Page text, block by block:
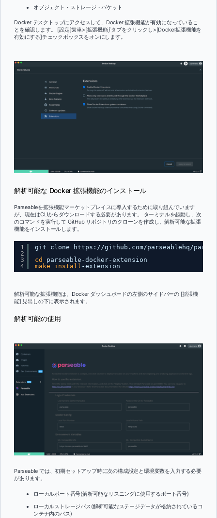
オブジェクト・ストレージ・バケット
Docker デスクトップにアクセスして、Docker 拡張機能が有効になっているこ
とを確認します。 [設定]歯車>[拡張機能]タブをクリックし>[Docker拡張機能を
有効にする]チェックボックスをオンにします。
解析可能な Docker 拡張機能のインストール
Parseableを拡張機能マーケットプレイスに導入するために取り組んでいます
が、現在はCLIからダウンロードする必要があります。 ターミナルを起動し、次
のコマンドを実行して GitHub リポジトリのクローンを作成し、解析可能な拡張
機能をインストールします。
1
2
3
4
git clone https: //github .com/parseablehq/
cd
parseable-docker-extension
make
install -extension
解析可能な拡張機能は、Docker ダッシュボードの左側のサイドバーの [拡張機
能] 見出しの下に表示されます。
解析可能の使用
Parseable では、初期セットアップ時に次の構成設定と環境変数を入力する必要
があります。
ローカルポート番号(解析可能なリスニングに使用するポート番号)
ローカルストレージパス(解析可能なステージデータが格納されているコ
ンテナ内のパス)